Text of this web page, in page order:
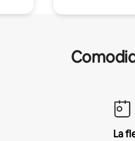
La